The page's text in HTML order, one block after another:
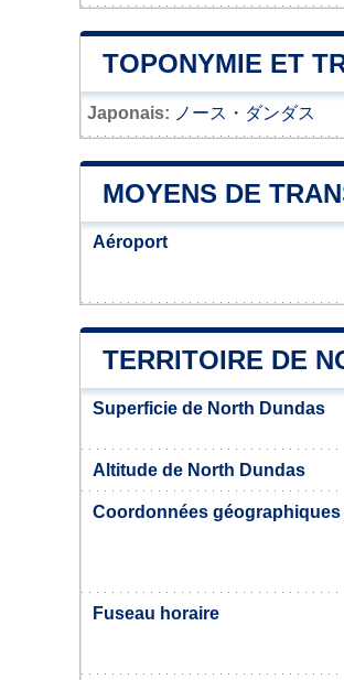
TOPONYMIE ET
Japonais: ノース・ダンダス
MOYENS DE
Aéroport
TERRITOIRE DE
Superficie de North Dundas
Altitude de North Dundas
Coordonnées géographiques
Fuseau horaire